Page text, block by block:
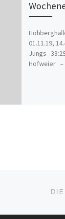
01.11.19,
Jungs 33:29
Hofweier